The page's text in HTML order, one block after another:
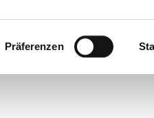
Scannen nach
wie Ihre persönlichen Daten
Einzelheitenfest.
Präferenzen